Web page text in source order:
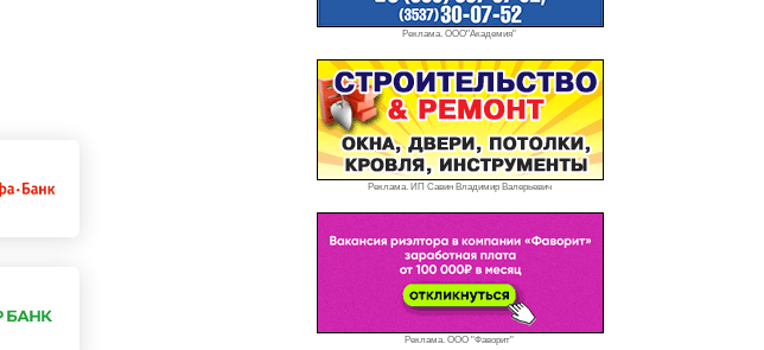
Реклама. ООО"Академия"
Реклама. ИП Савин Владимир Валерьевич
Реклама. ООО "Фаворит"